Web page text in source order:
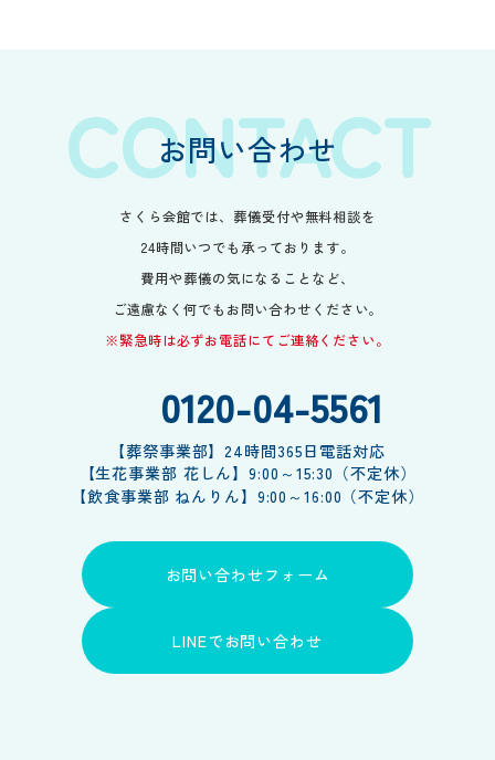
CONTACT
お問い合わせ
さくら会館では、葬儀受付や無料相談を
24時間いつでも承っております。
費用や葬儀の気になることなど、
ご遠慮なく何でもお問い合わせください。
※緊急時は必ずお電話にてご連絡ください。
0120-04-5561
【葬祭事業部】24時間365日電話対応
【生花事業部 花しん】9:00～15:30（不定休）
【飲食事業部 ねんりん】9:00～16:00（不定休）
お問い合わせフォーム
お問い合わせフォーム
LINEでお問い合わせ